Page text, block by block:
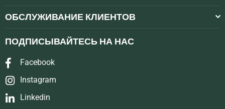
ОБСЛУЖИВАНИЕ КЛИЕНТОВ
ПОДПИСЫВАЙТЕСЬ НА НАС
Facebook
Instagram
Linkedin